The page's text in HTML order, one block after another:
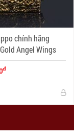
chính hãng
Angel Wings
đ